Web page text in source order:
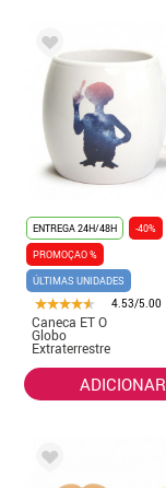
ENTREGA 24H/48H
-40%
PROMOÇAO %
ÚLTIMAS UNIDADES
4.53/5.00
Caneca ET O
Globo
Extraterrestre
ADICIONAR